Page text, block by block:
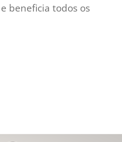
beneficia todos os